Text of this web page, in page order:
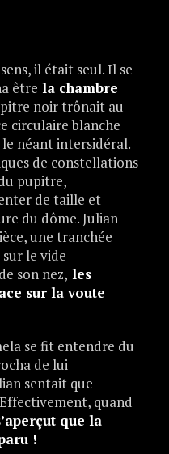
il était seul. Il se
être la chambre
noir trônait au
circulaire blanche
néant intersidéral.
de constellations
pupitre,
de taille et
du dôme. Julian
une tranchée
le vide
son nez, les
sur la voute
se fit entendre du
de lui
sentait que
quand
que la
!